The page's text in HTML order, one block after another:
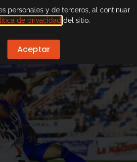
personales y de terceros, al continuar
de privacidad del sitio.
Aceptar